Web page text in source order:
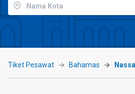
Tiket Pesawat Bahamas